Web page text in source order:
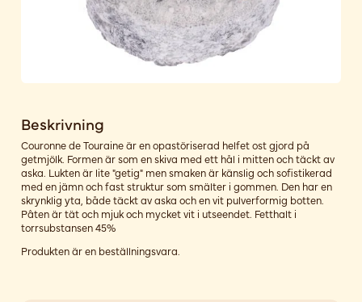
Beskrivning
Couronne de Touraine är en opastöriserad helfet ost gjord på
getmjölk. Formen är som en skiva med ett hål i mitten och täckt av
aska. Lukten är lite "getig" men smaken är känslig och sofistikerad
med en jämn och fast struktur som smälter i gommen. Den har en
skrynklig yta, både täckt av aska och en vit pulverformig botten.
Pâten är tät och mjuk och mycket vit i utseendet. Fetthalt i
torrsubstansen 45%
Produkten är en beställningsvara.